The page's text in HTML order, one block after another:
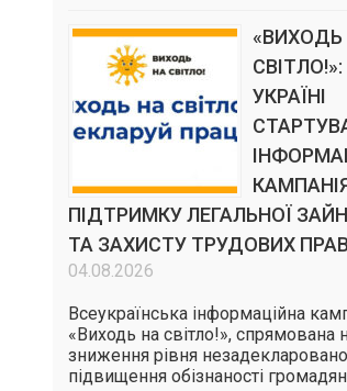
«ВИХОДЬ
СВІТЛО!»:
УКРАЇНІ
ПІДТРИМКУ ЛЕГАЛЬНОЇ
ТА ЗАХИСТУ ТРУДОВИХ ПРАВ
04.08.2026
Всеукраїнська інформаційна
«Виходь на світло!», спрямована
зниження рівня
підвищення обізнаності